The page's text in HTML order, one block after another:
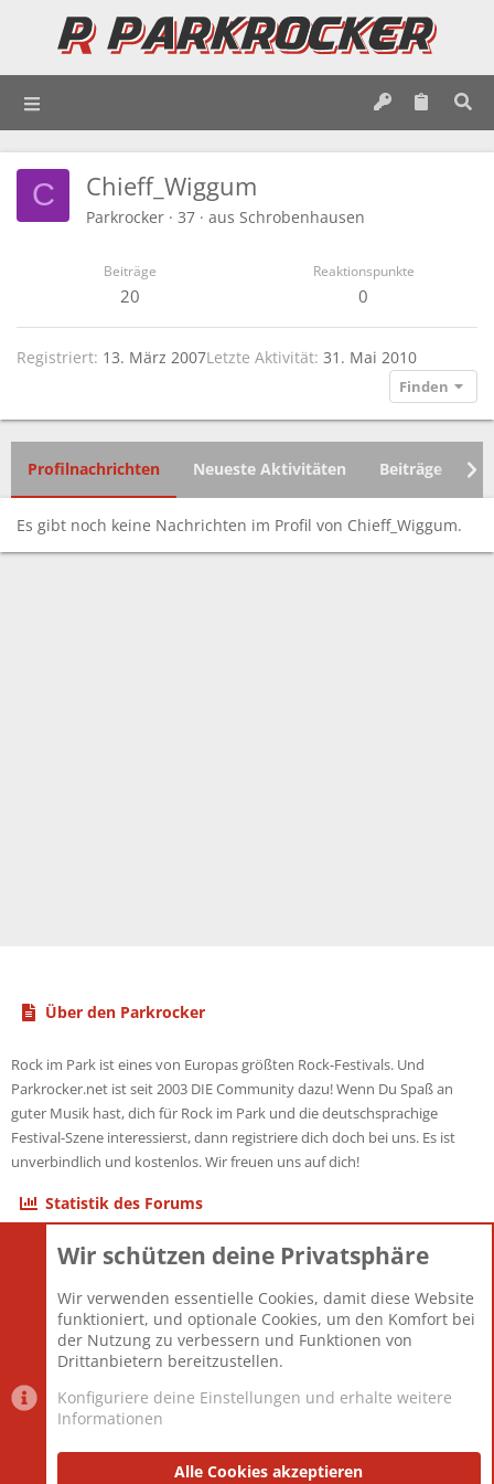
C Chieff_Wiggum
Parkrocker · 37 · aus Schrobenhausen
Beiträge
20
Reaktionspunkte
0
Registriert 13. März 2007Letzte Aktivität 31. Mai 2010
Finden
Profilnachrichten Neueste Aktivitäten Beiträge
Es gibt noch keine Nachrichten im Profil von Chieff_Wiggum.
Über den Parkrocker
Rock im Park ist eines von Europas größten Rock-Festivals. Und
Parkrocker.net ist seit 2003 DIE Community dazu! Wenn Du Spaß an
guter Musik hast, dich für Rock im Park und die deutschsprachige
Festival-Szene interessierst, dann registriere dich doch bei uns. Es ist
unverbindlich und kostenlos. Wir freuen uns auf dich!
Statistik des Forums
Themen
Mitglieder
12.425
Neuestes Mitglied
Toddster85
Datenschutzerklärung Impressum
Wir schützen deine Privatsphäre
Wir verwenden essentielle Cookies, damit diese Website
funktioniert, und optionale Cookies, um den Komfort bei
der Nutzung zu verbessern und Funktionen von
Drittanbietern bereitzustellen.
Konfiguriere deine Einstellungen und erhalte weitere
Informationen
Alle Cookies akzeptieren